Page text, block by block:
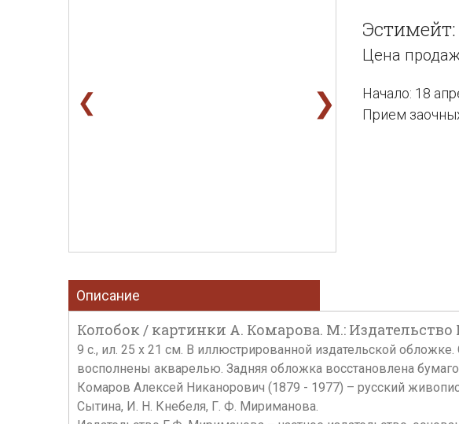
❮ ❯
Цена
Начало: 18
Прием
Описание
Колобок / картинки А. Комарова. М.: Издательство
9 с., ил. 25 х 21 см. В иллюстрированной издательской
восполнены акварелью. Задняя обложка восстановлена
Комаров Алексей Никанорович (1879 - 1977) – русский
Сытина, И. Н. Кнебеля, Г. Ф. Мириманова.